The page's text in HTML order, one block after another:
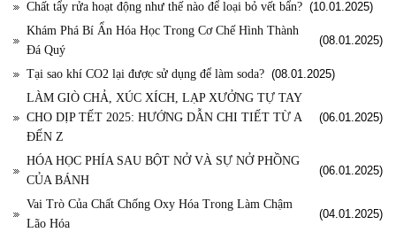
Chất tẩy rửa hoạt động như thế nào để loại bỏ vết bẩn? (10.01.2025)
Khám Phá Bí Ẩn Hóa Học Trong Cơ Chế Hình Thành
Đá Quý
(08.01.2025)
Tại sao khí CO2 lại được sử dụng để làm soda? (08.01.2025)
LÀM GIÒ CHẢ, XÚC XÍCH, LẠP XƯỞNG TỰ TAY
CHO DỊP TẾT 2025: HƯỚNG DẪN CHI TIẾT TỪ A
ĐẾN Z
(06.01.2025)
HÓA HỌC PHÍA SAU BỘT NỞ VÀ SỰ NỞ PHỒNG
CỦA BÁNH
(06.01.2025)
Vai Trò Của Chất Chống Oxy Hóa Trong Làm Chậm
Lão Hóa
(04.01.2025)